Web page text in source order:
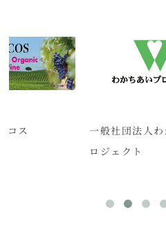
コス
一般社団法人
ロジェクト